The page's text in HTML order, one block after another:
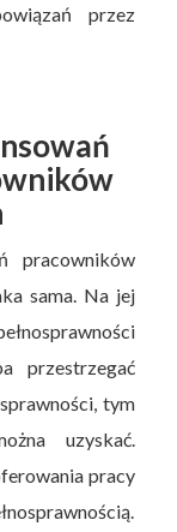
przez
pracowników
sama. Na jej
przestrzegać
tym
uzyskać.
pracy